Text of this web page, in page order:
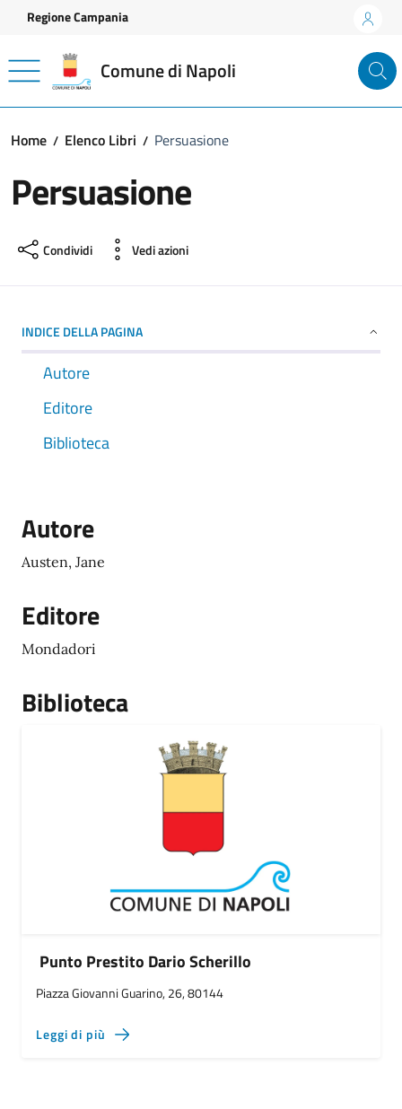
Vai ai contenuti
Vai al footer
Regione Campania
Comune di Napoli
Home Elenco Libri Persuasione
Persuasione
Condividi Vedi azioni
INDICE DELLA PAGINA
Autore
Editore
Biblioteca
Autore
Austen, Jane
Editore
Mondadori
Biblioteca
Punto Prestito Dario Scherillo
Piazza Giovanni Guarino, 26, 80144
Leggi di più